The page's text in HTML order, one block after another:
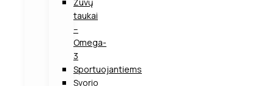
taukai
–
Omega-
3
Sportuojantiems
Svorio